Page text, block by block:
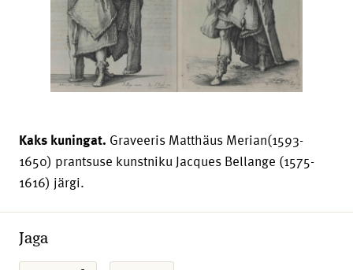
Kaks kuningat. Graveeris Matthäus Merian(1593-
1650) prantsuse kunstniku Jacques Bellange (1575-
1616) järgi.
Jaga